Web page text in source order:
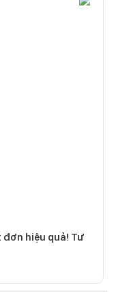
đơn hiệu quả! Tư